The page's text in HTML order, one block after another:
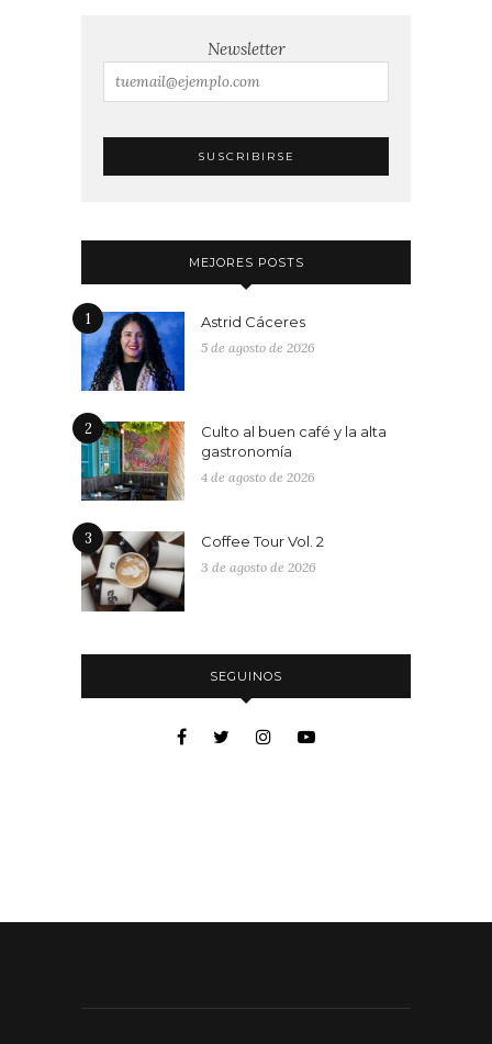
Newsletter
MEJORES POSTS
1 Astrid Cáceres
5 de agosto de 2026
2
Culto al buen café y la alta
gastronomía
4 de agosto de 2026
3 Coffee Tour Vol. 2
3 de agosto de 2026
SEGUINOS